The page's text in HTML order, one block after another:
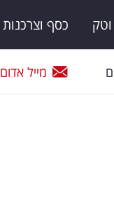
וטק כסף וצרכנות
מייל אדום